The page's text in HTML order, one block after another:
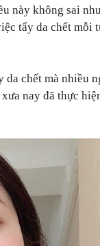
này không sai
tẩy da chết mỗi
chết mà nhiều
nay đã thực